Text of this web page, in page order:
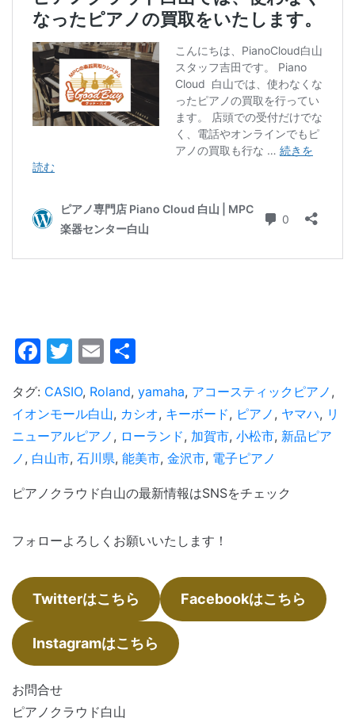
Facebook
Twitter
Email
タグ: CASIO, Roland, yamaha, アコースティックピアノ ,
イオンモール白山, カシオ, キーボード, ピアノ , ヤマハ, リ
ニューアルピアノ , ローランド, 加賀市, 小松市, 新品ピア
ノ , 白山市, 石川県, 能美市, 金沢市, 電子ピアノ
ピアノクラウド白山の最新情報はSNSをチェック
フォローよろしくお願いいたします！
Twitterはこちら Facebookはこちら
Instagramはこちら
お問合せ
ピアノクラウド白山